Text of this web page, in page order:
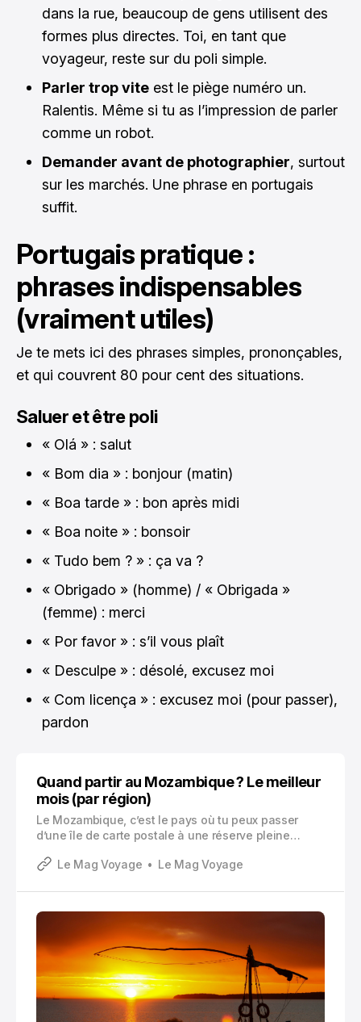
dans la rue, beaucoup de gens utilisent des
formes plus directes. Toi, en tant que
voyageur, reste sur du poli simple.
Parler trop vite est le piège numéro un.
Ralentis. Même si tu as l’impression de parler
comme un robot.
Demander avant de photographier, surtout
sur les marchés. Une phrase en portugais
suffit.
Portugais pratique :
phrases indispensables
(vraiment utiles)
Je te mets ici des phrases simples, prononçables,
et qui couvrent 80 pour cent des situations.
Saluer et être poli
« Olá » : salut
« Bom dia » : bonjour (matin)
« Boa tarde » : bon après midi
« Boa noite » : bonsoir
« Tudo bem ? » : ça va ?
« Obrigado » (homme) / « Obrigada »
(femme) : merci
« Por favor » : s’il vous plaît
« Desculpe » : désolé, excusez moi
« Com licença » : excusez moi (pour passer),
pardon
Quand partir au Mozambique ? Le meilleur
mois (par région)
Le Mozambique, c’est le pays où tu peux passer
d’une île de carte postale à une réserve pleine
Le Mag Voyage
Le Mag Voyage